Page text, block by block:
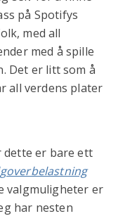
på Spotifys
med all
med å spille
Det er litt som å
all verdens plater
dette er bare ett
valgmuligheter er
har nesten